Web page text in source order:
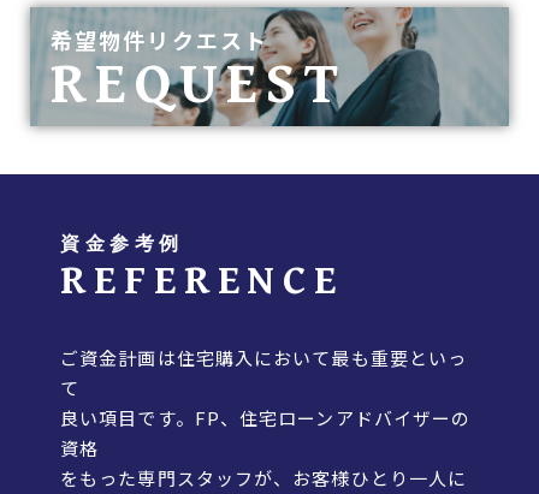
希望物件リクエスト
REQUEST
資金参考例
REFERENCE
ご資金計画は住宅購入において最も重要といっ
て
良い項目です。FP、住宅ローンアドバイザーの
資格
をもった専門スタッフが、お客様ひとり一人に